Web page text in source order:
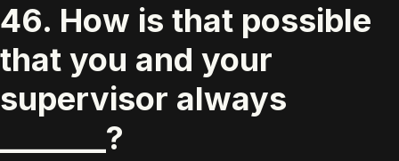
46. How is that possible
that you and your
supervisor always
_______?